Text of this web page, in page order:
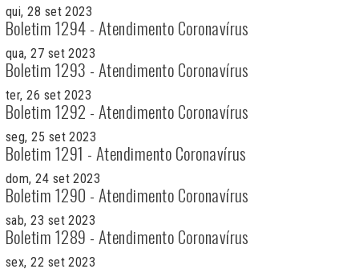
qui, 28 set 2023
Boletim 1294 - Atendimento Coronavírus
qua, 27 set 2023
Boletim 1293 - Atendimento Coronavírus
ter, 26 set 2023
Boletim 1292 - Atendimento Coronavírus
seg, 25 set 2023
Boletim 1291 - Atendimento Coronavírus
dom, 24 set 2023
Boletim 1290 - Atendimento Coronavírus
sab, 23 set 2023
Boletim 1289 - Atendimento Coronavírus
sex, 22 set 2023